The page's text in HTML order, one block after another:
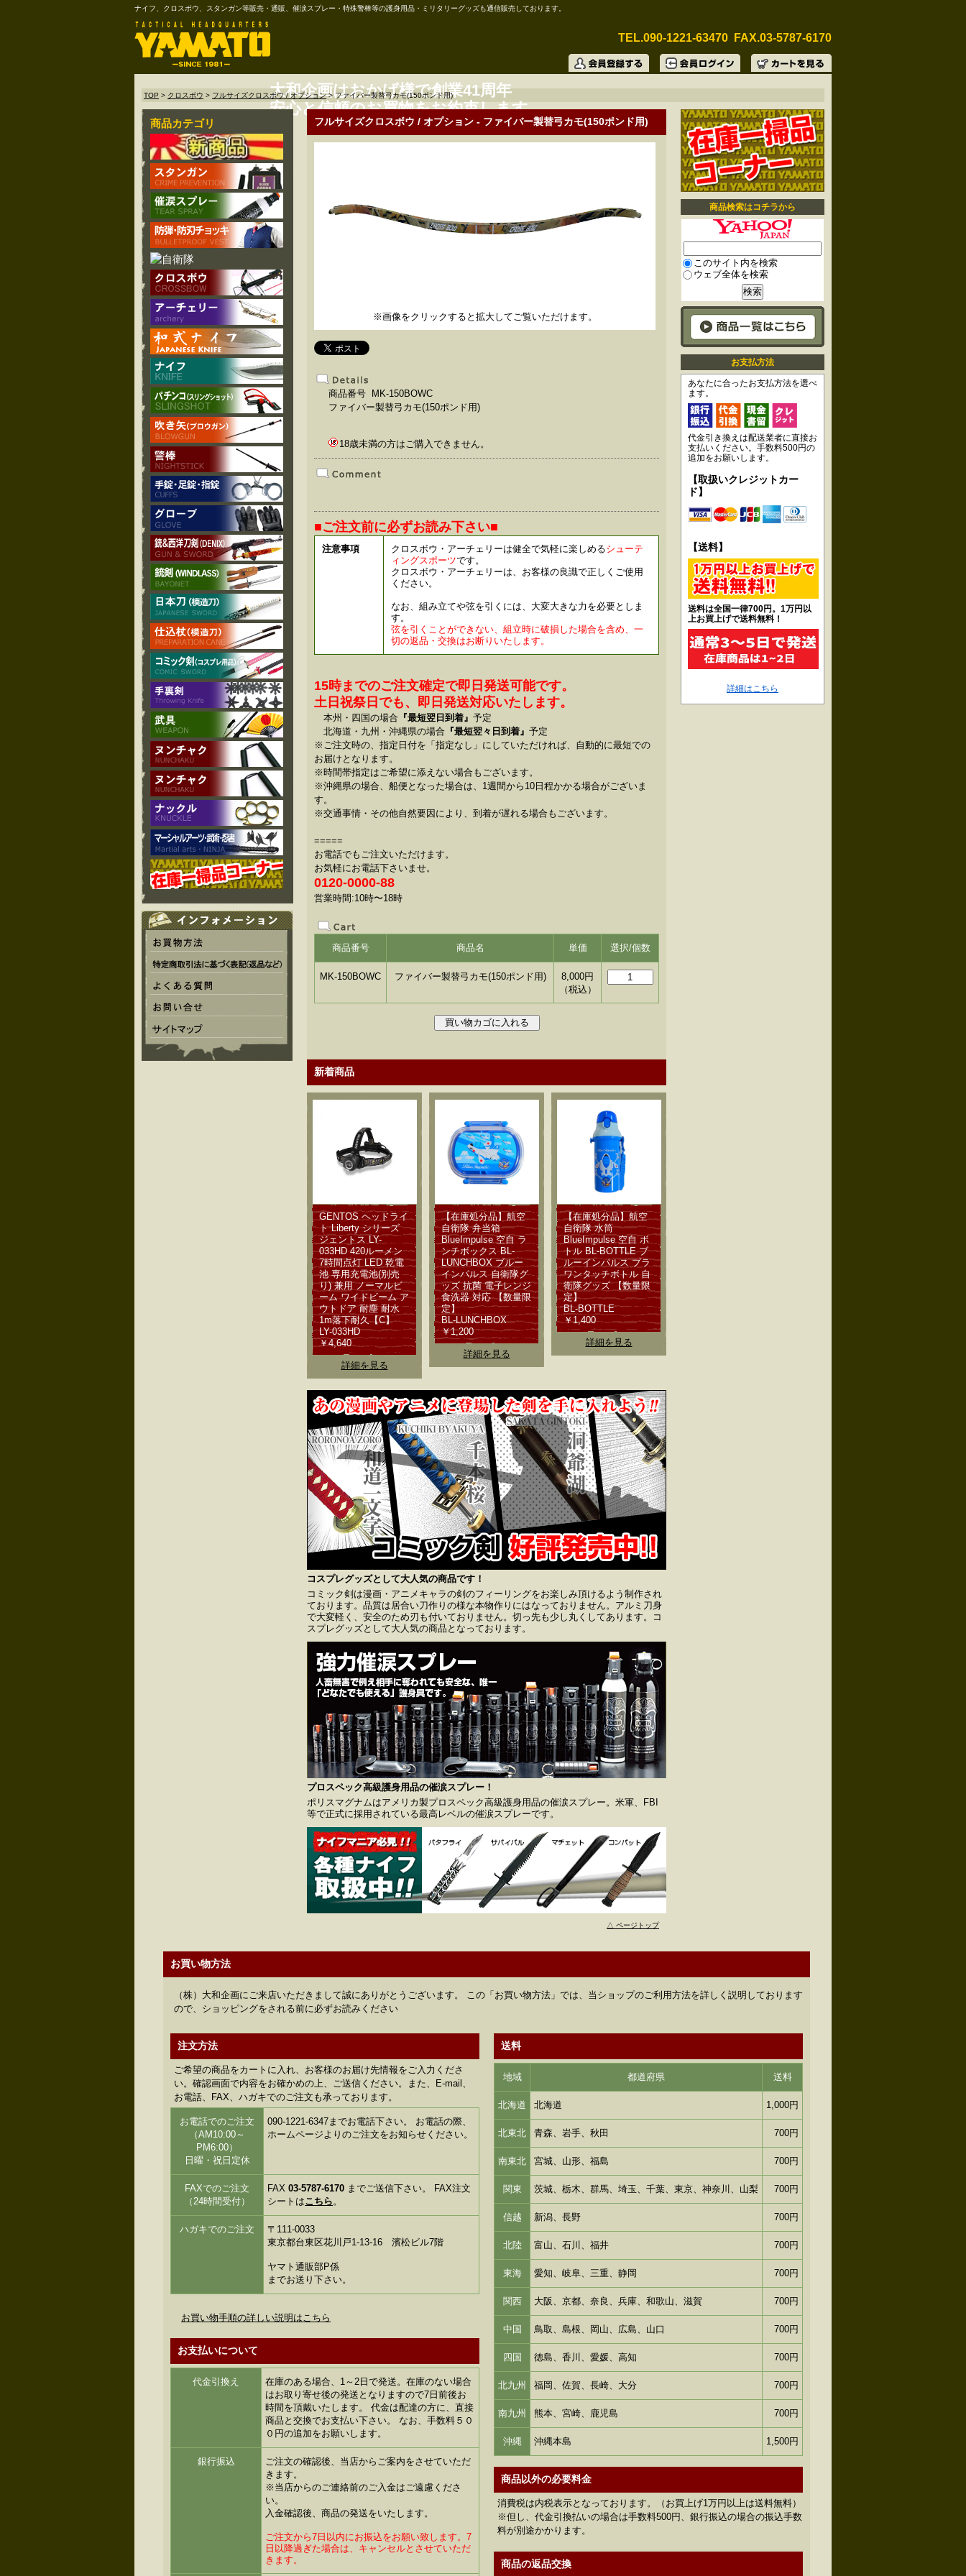
ナイフ、クロスボウ、スタンガン等販売・通販、催涙スプレー・特殊警棒等の護身用品・ミリタリーグッズも通信販売しております。
大和企画はおかげ様で創業41周年
安心と信頼のお買物をお約束します。
TEL.090-1221-63470 FAX.03-5787-6170
TOP > クロスボウ > フルサイズクロスボウ / オプション>ファイバー製替弓カモ(150ポンド用)
商品カテゴリ フルサイズクロスボウ / オプション - ファイバー製替弓カモ(150ポンド用)
※画像をクリックすると拡大してご覧いただけます。
商品番号 MK-150BOWC
ファイバー製替弓カモ(150ポンド用)
18歳未満の方はご購入できません。
■ご注文前に必ずお読み下さい■
注意事項 クロスボウ・アーチェリーは健全で気軽に楽しめるシューテ
ィングスポーツです。
クロスボウ・アーチェリーは、お客様の良識で正しくご使用
ください。
なお、組み立てや弦を引くには、大変大きな力を必要としま
す。
弦を引くことができない、組立時に破損した場合を含め、一
切の返品・交換はお断りいたします。
15時までのご注文確定で即日発送可能です。
土日祝祭日でも、即日発送対応いたします。
本州・四国の場合 『最短翌日到着』 予定
北海道・九州・沖縄県の場合 『最短翌々日到着』 予定
※ご注文時の、指定日付を「指定なし」にしていただければ、自動的に最短での
お届けとなります。
※時間帯指定はご希望に添えない場合もございます。
※沖縄県の場合、船便となった場合は、1週間から10日程かかる場合がございま
す。
※交通事情・その他自然要因により、到着が遅れる場合もございます。
=====
お電話でもご注文いただけます。
お気軽にお電話下さいませ。
0120-0000-88
営業時間:10時〜18時
商品番号 商品名 単価 選択/個数
MK-150BOWC ファイバー製替弓カモ(150ポンド用) 8,000円
（税込）
新着商品
GENTOS ヘッドライ
ト Liberty シリーズ
ジェントス LY-
033HD 420ルーメン
7時間点灯 LED 乾電
池 専用充電池(別売
り) 兼用 ノーマルビ
ーム ワイドビーム ア
ウトドア 耐塵 耐水
1m落下耐久【C】
LY-033HD
￥4,640
詳細を見る
【在庫処分品】航空
自衛隊 弁当箱
BlueImpulse 空自 ラ
ンチボックス BL-
LUNCHBOX ブルー
インパルス 自衛隊グ
ッズ 抗菌 電子レンジ
食洗器 対応 【数量限
定】
BL-LUNCHBOX
￥1,200
詳細を見る
【在庫処分品】航空
自衛隊 水筒
BlueImpulse 空自 ボ
トル BL-BOTTLE ブ
ルーインパルス プラ
ワンタッチボトル 自
衛隊グッズ 【数量限
定】
BL-BOTTLE
￥1,400
詳細を見る
コスプレグッズとして大人気の商品です！
コミック剣は漫画・アニメキャラの剣のフィーリングをお楽しみ頂けるよう制作され
ております。品質は居合い刀作りの様な本物作りにはなっておりません。アルミ刀身
で大変軽く、安全のため刃も付いておりません。切っ先も少し丸くしてあります。コ
スプレグッズとして大人気の商品となっております。
プロスペック高級護身用品の催涙スプレー！
ポリスマグナムはアメリカ製プロスペック高級護身用品の催涙スプレー。米軍、FBI
等で正式に採用されている最高レベルの催涙スプレーです。
△ ページトップ
商品検索はコチラから
このサイト内を検索
ウェブ全体を検索
お支払方法
あなたに合ったお支払方法を選べ
ます。
代金引き換えは配送業者に直接お
支払いください。手数料500円の
追加をお願いします。
【取扱いクレジットカー
ド】
【送料】
送料は全国一律700円。1万円以
上お買上げで送料無料！
詳細はこちら
お買い物方法
（株）大和企画にご来店いただきまして誠にありがとうございます。 この「お買い物方法」では、当ショップのご利用方法を詳しく説明しております
ので、ショッピングをされる前に必ずお読みください
注文方法
ご希望の商品をカートに入れ、お客様のお届け先情報をご入力くださ
い。確認画面で内容をお確かめの上、ご送信ください。また、E-mail、
お電話、FAX、ハガキでのご注文も承っております。
お電話でのご注文
（AM10:00～
PM6:00）
日曜・祝日定休
090-1221-6347までお電話下さい。 お電話の際、
ホームページよりのご注文をお知らせください。
FAXでのご注文
（24時間受付）
FAX 03-5787-6170 までご送信下さい。 FAX注文
シートはこちら。
ハガキでのご注文
〒111-0033
東京都台東区花川戸1-13-16 濱松ビル7階
ヤマト通販部P係
までお送り下さい。
お買い物手順の詳しい説明はこちら
お支払いについて
代金引換え
在庫のある場合、1～2日で発送。在庫のない場合
はお取り寄せ後の発送となりますので7日前後お
時間を頂戴いたします。 代金は配達の方に、直接
商品と交換でお支払い下さい。 なお、手数料５０
０円の追加をお願いします。
銀行振込
ご注文の確認後、当店からご案内をさせていただ
きます。
※当店からのご連絡前のご入金はご遠慮くださ
い。
入金確認後、商品の発送をいたします。
ご注文から7日以内にお振込をお願い致します。7
日以降過ぎた場合は、キャンセルとさせていただ
きます。
送料
地域 都道府県 送料
北海道 北海道 1,000円
北東北 青森、岩手、秋田 700円
南東北 宮城、山形、福島 700円
関東 茨城、栃木、群馬、埼玉、千葉、東京、神奈川、山梨 700円
信越 新潟、長野 700円
北陸 富山、石川、福井 700円
東海 愛知、岐阜、三重、静岡 700円
関西 大阪、京都、奈良、兵庫、和歌山、滋賀 700円
中国 鳥取、島根、岡山、広島、山口 700円
四国 徳島、香川、愛媛、高知 700円
北九州 福岡、佐賀、長崎、大分 700円
南九州 熊本、宮崎、鹿児島 700円
沖縄 沖縄本島 1,500円
商品以外の必要料金
消費税は内税表示となっております。（お買上げ1万円以上は送料無料）
※但し、代金引換払いの場合は手数料500円、銀行振込の場合の振込手数
料が別途かかります。
商品の返品交換